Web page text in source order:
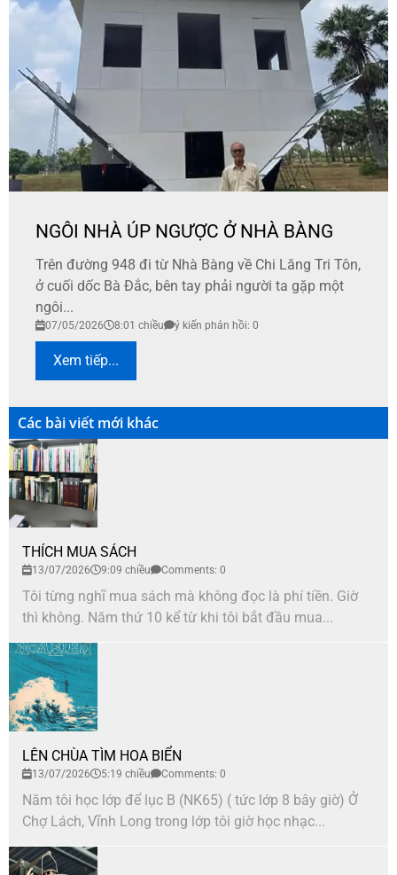
NGÔI NHÀ ÚP NGƯỢC Ở NHÀ BÀNG
Trên đường 948 đi từ Nhà Bàng về Chi Lăng Tri Tôn,
ở cuối dốc Bà Đắc, bên tay phải người ta gặp một
ngôi...
07/05/2026 8:01 chiều ý kiến phản hồi: 0
Xem tiếp...
Các bài viết mới khác
THÍCH MUA SÁCH
13/07/2026 9:09 chiều Comments: 0
Tôi từng nghĩ mua sách mà không đọc là phí tiền. Giờ
thì không. Năm thứ 10 kể từ khi tôi bắt đầu mua...
LÊN CHÙA TÌM HOA BIỂN
13/07/2026 5:19 chiều Comments: 0
Năm tôi học lớp để lục B (NK65) ( tức lớp 8 bây giờ) Ở
Chợ Lách, Vĩnh Long trong lớp tôi giờ học nhạc...